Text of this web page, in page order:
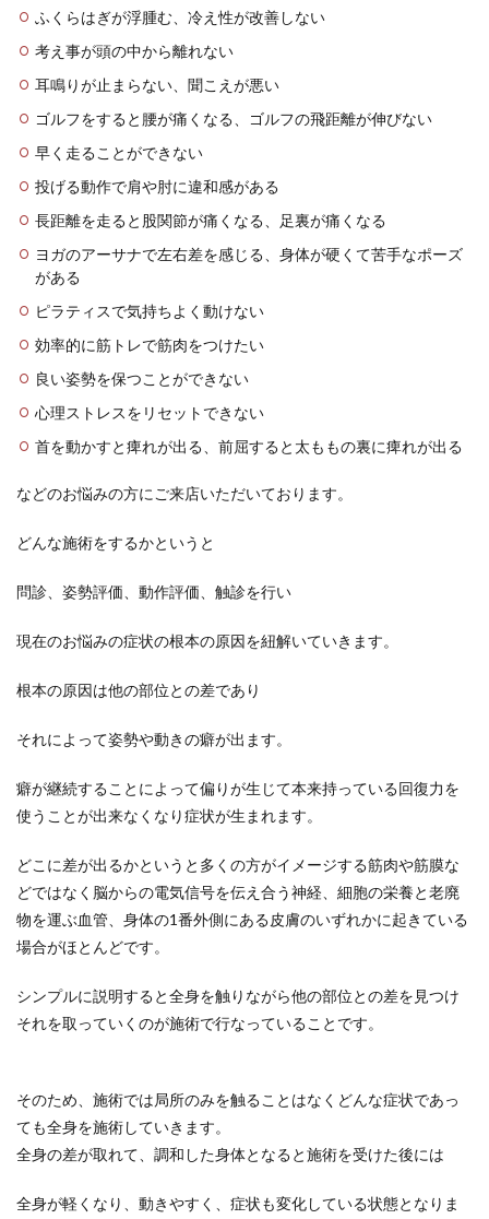
ふくらはぎが浮腫む、冷え性が改善しない
考え事が頭の中から離れない
耳鳴りが止まらない、聞こえが悪い
ゴルフをすると腰が痛くなる、ゴルフの飛距離が伸びない
早く走ることができない
投げる動作で肩や肘に違和感がある
長距離を走ると股関節が痛くなる、足裏が痛くなる
ヨガのアーサナで左右差を感じる、身体が硬くて苦手なポーズ
がある
ピラティスで気持ちよく動けない
効率的に筋トレで筋肉をつけたい
良い姿勢を保つことができない
心理ストレスをリセットできない
首を動かすと痺れが出る、前屈すると太ももの裏に痺れが出る
などのお悩みの方にご来店いただいております。
どんな施術をするかというと
問診、姿勢評価、動作評価、触診を行い
現在のお悩みの症状の根本の原因を紐解いていきます。
根本の原因は他の部位との差であり
それによって姿勢や動きの癖が出ます。
癖が継続することによって偏りが生じて本来持っている回復力を
使うことが出来なくなり症状が生まれます。
どこに差が出るかというと多くの方がイメージする筋肉や筋膜な
どではなく脳からの電気信号を伝え合う神経、細胞の栄養と老廃
物を運ぶ血管、身体の1番外側にある皮膚のいずれかに起きている
場合がほとんどです。
シンプルに説明すると全身を触りながら他の部位との差を見つけ
それを取っていくのが施術で行なっていることです。
そのため、施術では局所のみを触ることはなくどんな症状であっ
ても全身を施術していきます。
全身の差が取れて、調和した身体となると施術を受けた後には
全身が軽くなり、動きやすく、症状も変化している状態となりま